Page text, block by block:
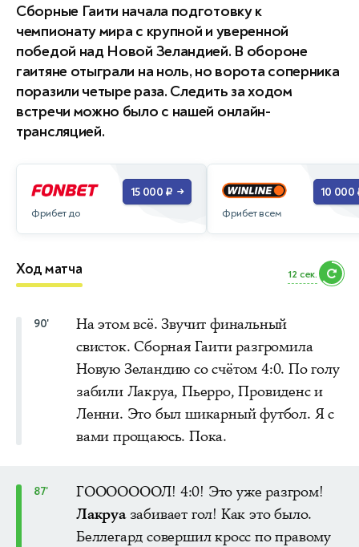
Сборные Гаити начала подготовку к
чемпионату мира с крупной и уверенной
победой над Новой Зеландией. В обороне
гаитяне отыграли на ноль, но ворота соперника
поразили четыре раза. Следить за ходом
встречи можно было с нашей онлайн-
трансляцией.
Фрибет до
15 000 ₽ →
Фрибет всем
10 000
Ход матча 11 сек.
90'
На этом всё. Звучит финальный
свисток. Сборная Гаити разгромила
Новую Зеландию со счётом 4:0. По голу
забили Лакруа, Пьерро, Провиденс и
Ленни. Это был шикарный футбол. Я с
вами прощаюсь. Пока.
87'
ГОООООООЛ! 4:0! Это уже разгром!
Лакруазабивает гол! Как это было.
Беллегард совершил кросс по правому